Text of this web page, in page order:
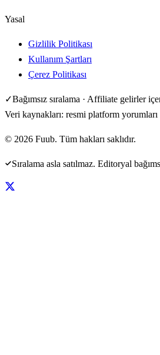
Yasal
Gizlilik Politikası
Kullanım Şartları
Çerez Politikası
✓Bağımsız sıralama · Affiliate gelirler
Veri kaynakları: resmi platform
© 2026 Fuub. Tüm hakları saklıdır.
Sıralama asla satılmaz. Editoryal